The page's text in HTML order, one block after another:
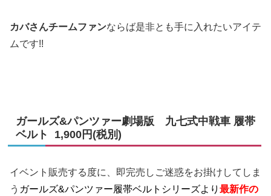
カバさんチームファンならば是非とも手に入れたいアイテ
ムです!!
ガールズ&パンツァー劇場版 九七式中戦車 履帯
ベルト 1,900円(税別)
イベント販売する度に、即完売しご迷惑をお掛けしてしま
う ガールズ&パンツァー履帯ベルトシリーズより 最新作の